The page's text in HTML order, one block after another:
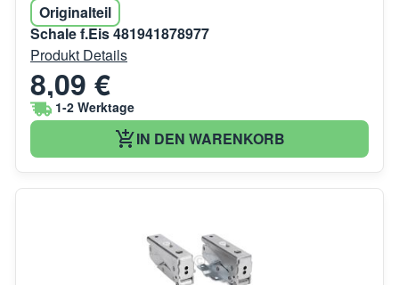
Originalteil
Schale f.Eis 481941878977
Produkt Details
8,09 €
1-2 Werktage
IN DEN WARENKORB